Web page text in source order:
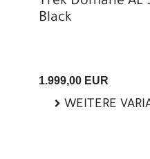
Black
1.999,00 EUR
WEITERE